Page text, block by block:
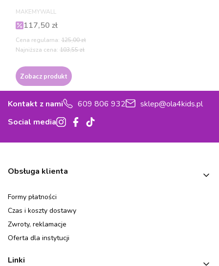
PRODUCENT
MAKEMYWALL
Cena promocyjna
117,50 zł
Cena regularna: 125,00 zł
Najniższa cena: 103,55 zł
Zobacz produkt
Kontakt z nami 609 806 932
sklep@ola4kids.pl
Social media
Linki w stopce
Obsługa klienta
Formy płatności
Czas i koszty dostawy
Zwroty, reklamacje
Oferta dla instytucji
Linki